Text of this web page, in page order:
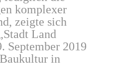
komplexer
zeigte sich
Land
September 2019
in